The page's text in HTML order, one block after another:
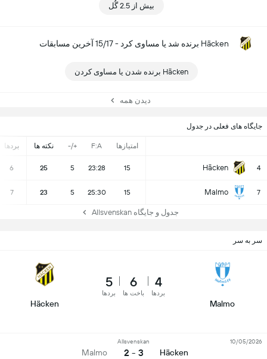
بیش از 2.5 گُل
Häcken برنده شد یا مساوی کرد - 15/17 آخرین مسابقات
Häcken برنده شدن یا مساوی کردن
دیدن همه
جایگاه های فعلی در جدول
امتیازها F:A
+/- نکته ها بردها
4
Häcken
15
23:28
5
25
6
7
Malmo
15
25:30
5
23
7
جدول و جایگاه Allsvenskan
سر به سر
Malmo
4
بردها
6
باخت ها
5
بردها
Häcken
Häcken
Allsvenskan
3 - 2
Malmo
10/05/2026